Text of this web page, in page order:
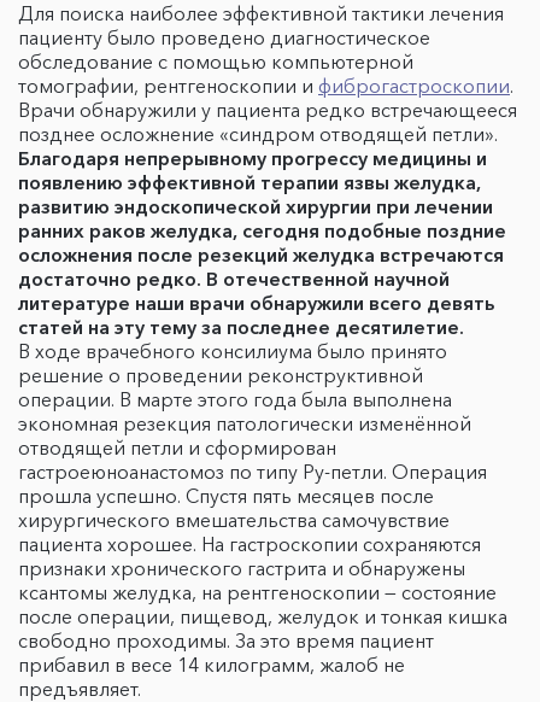
Для поиска наиболее эффективной тактики лечения
пациенту было проведено диагностическое
обследование с помощью компьютерной
томографии, рентгеноскопии и фиброгастроскопии.
Врачи обнаружили у пациента редко встречающееся
позднее осложнение «синдром отводящей петли».
Благодаря непрерывному прогрессу медицины и
появлению эффективной терапии язвы желудка,
развитию эндоскопической хирургии при лечении
ранних раков желудка, сегодня подобные поздние
осложнения после резекций желудка встречаются
достаточно редко. В отечественной научной
литературе наши врачи обнаружили всего девять
статей на эту тему за последнее десятилетие.
В ходе врачебного консилиума было принято
решение о проведении реконструктивной
операции. В марте этого года была выполнена
экономная резекция патологически изменённой
отводящей петли и сформирован
гастроеюноанастомоз по типу Ру-петли. Операция
прошла успешно. Спустя пять месяцев после
хирургического вмешательства самочувствие
пациента хорошее. На гастроскопии сохраняются
признаки хронического гастрита и обнаружены
ксантомы желудка, на рентгеноскопии — состояние
после операции, пищевод, желудок и тонкая кишка
свободно проходимы. За это время пациент
прибавил в весе 14 килограмм, жалоб не
предъявляет.